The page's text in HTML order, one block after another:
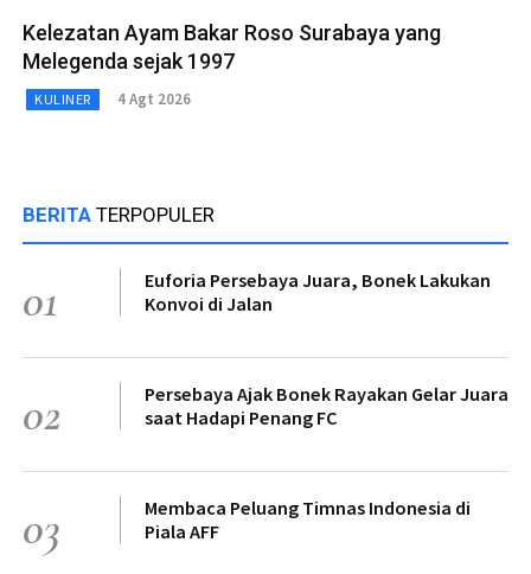
Kelezatan Ayam Bakar Roso Surabaya yang
Melegenda sejak 1997
KULINER 4 Agt 2026
BERITA TERPOPULER
01
Euforia Persebaya Juara, Bonek Lakukan
Konvoi di Jalan
02
Persebaya Ajak Bonek Rayakan Gelar Juara
saat Hadapi Penang FC
03
Membaca Peluang Timnas Indonesia di
Piala AFF